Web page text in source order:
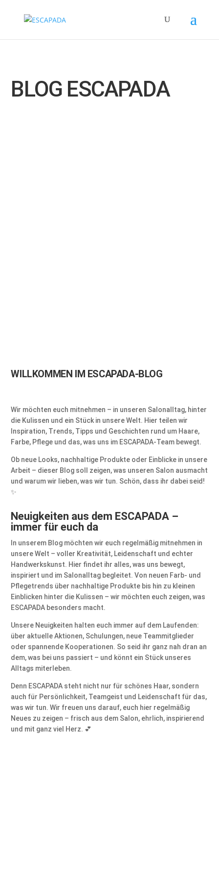
BLOG ESCAPADA
WILLKOMMEN IM ESCAPADA-BLOG
Wir möchten euch mitnehmen – in unseren Salonalltag, hinter
die Kulissen und ein Stück in unsere Welt. Hier teilen wir
Inspiration, Trends, Tipps und Geschichten rund um Haare,
Farbe, Pflege und das, was uns im ESCAPADA-Team bewegt.
Ob neue Looks, nachhaltige Produkte oder Einblicke in unsere
Arbeit – dieser Blog soll zeigen, was unseren Salon ausmacht
und warum wir lieben, was wir tun. Schön, dass ihr dabei seid!
✨
Neuigkeiten aus dem ESCAPADA –
immer für euch da
In unserem Blog möchten wir euch regelmäßig mitnehmen in
unsere Welt – voller Kreativität, Leidenschaft und echter
Handwerkskunst. Hier findet ihr alles, was uns bewegt,
inspiriert und im Salonalltag begleitet. Von neuen Farb- und
Pflegetrends über nachhaltige Produkte bis hin zu kleinen
Einblicken hinter die Kulissen – wir möchten euch zeigen, was
ESCAPADA besonders macht.
Unsere Neuigkeiten halten euch immer auf dem Laufenden:
über aktuelle Aktionen, Schulungen, neue Teammitglieder
oder spannende Kooperationen. So seid ihr ganz nah dran an
dem, was bei uns passiert – und könnt ein Stück unseres
Alltags miterleben.
Denn ESCAPADA steht nicht nur für schönes Haar, sondern
auch für Persönlichkeit, Teamgeist und Leidenschaft für das,
was wir tun. Wir freuen uns darauf, euch hier regelmäßig
Neues zu zeigen – frisch aus dem Salon, ehrlich, inspirierend
und mit ganz viel Herz. 💕